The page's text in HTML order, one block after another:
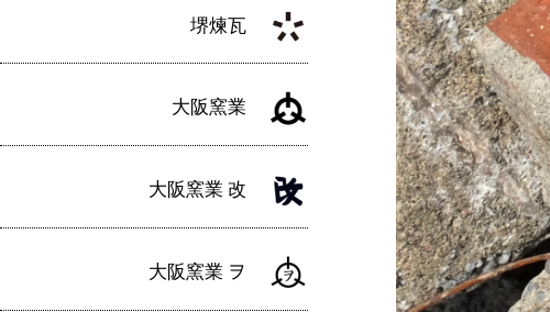
堺煉瓦
大阪窯業
大阪窯業 改
大阪窯業 ヲ